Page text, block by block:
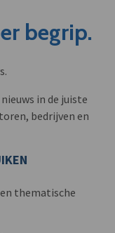
begrip.
in de juiste
bedrijven en
thematische